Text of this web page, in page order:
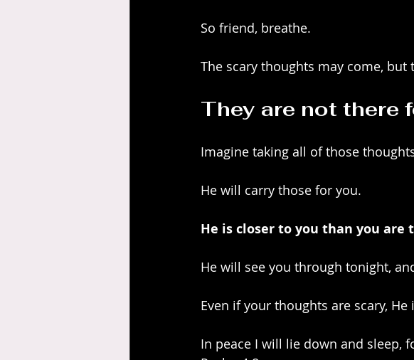
So friend, breathe.
The scary thoughts may come, but
They are not there
Imagine taking all of those
He will carry those for you.
He is closer to you than you are
He will see you through tonight,
Even if your thoughts are scary,
In peace I will lie down and sleep,